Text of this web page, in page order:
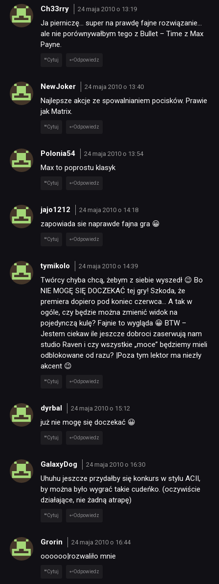
PUBLICYSTYKA
RETRO
TECHNOLOGIE
DYSKUSJE
JUŻ GRALIŚMY
SKLEP
Ch33rry 24 maja 2010 o 13:19
Ja pierniczę… super na prawdę fajne rozwiązanie…
ale nie porównywałbym tego z Bullet – Time z Max
Payne.
Cytuj Odpowiedz
NewJoker 24 maja 2010 o 13:40
Najlepsze akcje ze spowalnianiem pocisków. Prawie
jak Matrix.
Cytuj Odpowiedz
Polonia54 24 maja 2010 o 13:54
Max to poprostu klasyk
Cytuj Odpowiedz
jajo1212 24 maja 2010 o 14:18
zapowiada sie naprawde fajna gra 😀
Cytuj Odpowiedz
tymikolo 24 maja 2010 o 14:39
Twórcy chyba chcą, żebym z siebie wyszedł 😉 Bo
NIE MOGĘ SIĘ DOCZEKAĆ tej gry! Szkoda, że
premiera dopiero pod koniec czerwca… A tak w
ogóle, czy będzie można zmienić widok na
pojedynczą kulę? Fajnie to wygląda 😀 BTW –
Jestem ciekaw ile jeszcze dobroci zaserwują nam
studio Raven i czy wszystkie „moce” będziemy mieli
odblokowane od razu? |Poza tym lektor ma niezły
akcent 😉
Cytuj Odpowiedz
dyrbal 24 maja 2010 o 15:12
już nie mogę się doczekać 😀
Cytuj Odpowiedz
GalaxyDog 24 maja 2010 o 16:30
Uhuhu jeszcze przydałby się konkurs w stylu ACII,
by można było wygrać takie cudeńko. (oczywiście
działające, nie żadną atrapę)
Cytuj Odpowiedz
Grorin 24 maja 2010 o 16:44
oooooo|rozwaliło mnie
Cytuj Odpowiedz